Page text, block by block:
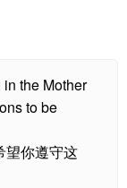
the Mother
to be
望你遵守这